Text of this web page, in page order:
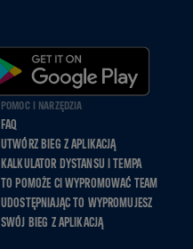
POMOC I NARZĘDZIA
FAQ
UTWÓRZ BIEG Z APLIKACJĄ
KALKULATOR DYSTANSU I TEMPA
TO POMOŻE CI WYPROMOWAĆ TEAM
UDOSTĘPNIAJĄC TO WYPROMUJESZ
SWÓJ BIEG Z APLIKACJĄ